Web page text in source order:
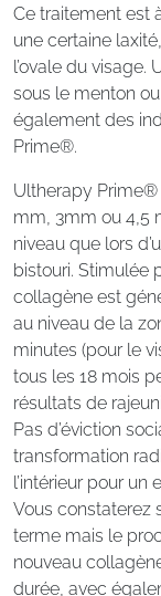
Ce traitement est
une certaine
l’ovale du visage.
sous le menton
également des
Prime®.
Ultherapy Prime®
mm, 3mm ou 4,5
niveau que lors
bistouri. Stimulée
collagène est
au niveau de la
minutes (pour le
tous les 18 mois
résultats de
Pas d’éviction
transformation
l’intérieur pour un
Vous constaterez
terme mais le
nouveau
durée, avec